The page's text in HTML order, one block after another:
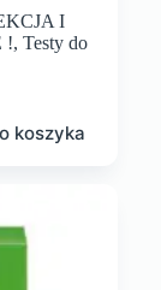
I
!, Testy do
koszyka